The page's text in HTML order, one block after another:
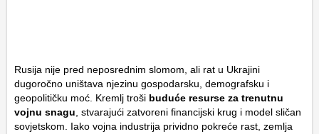
Rusija nije pred neposrednim slomom, ali rat u Ukrajini
dugoročno uništava njezinu gospodarsku, demografsku i
geopolitičku moć. Kremlj troši buduće resurse za trenutnu
vojnu snagu, stvarajući zatvoreni financijski krug i model sličan
sovjetskom. Iako vojna industrija prividno pokreće rast, zemlja